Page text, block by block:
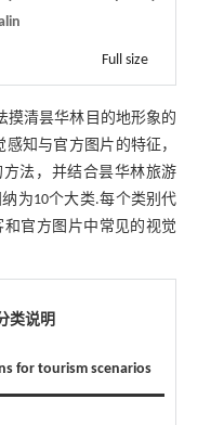
Full size
摸清昙华林目的地形象的
知与官方图片的特征，
方法，并结合昙华林旅游
为10个大类.每个类别代
官方图片中常见的视觉
类说明
for tourism scenarios